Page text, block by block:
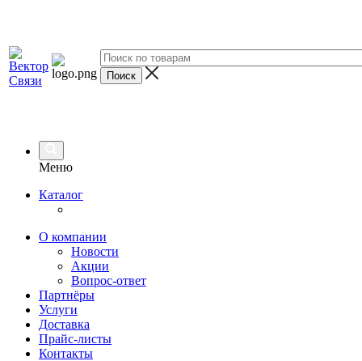
Меню
Каталог
О компании
Новости
Акции
Вопрос-ответ
Партнёры
Услуги
Доставка
Прайс-листы
Контакты